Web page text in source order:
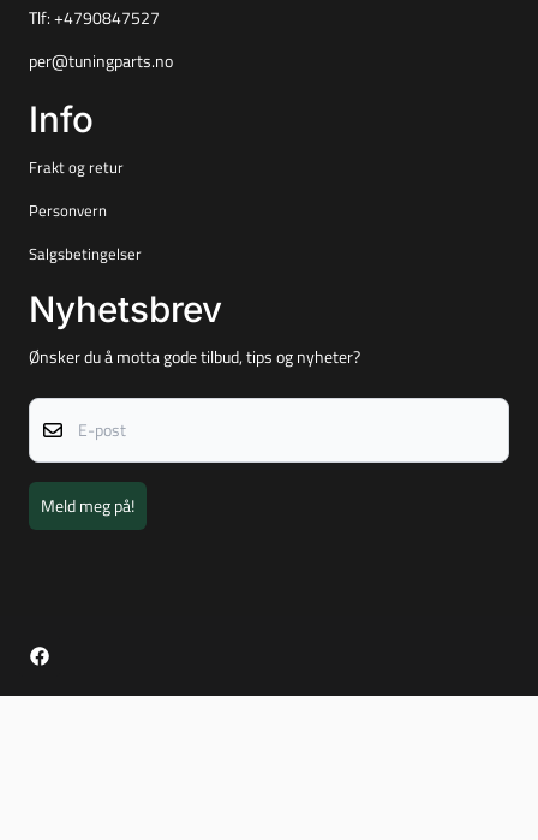
Tlf: +4790847527
per@tuningparts.no
Info
Frakt og retur
Personvern
Salgsbetingelser
Nyhetsbrev
Ønsker du å motta gode tilbud, tips og nyheter?
E-post
Meld meg på!